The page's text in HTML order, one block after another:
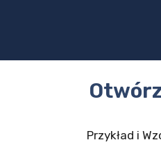
Przykład i